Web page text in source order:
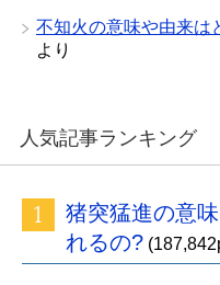
不知火の意味や由来は
より
人気記事ランキング
猪突猛進の意
れるの?